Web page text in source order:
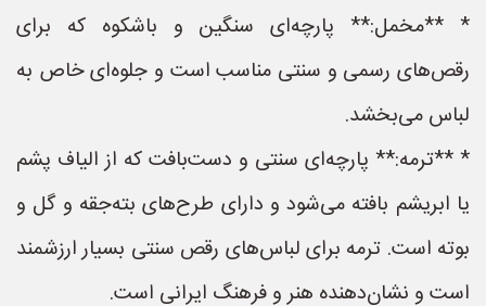
* **مخمل:** پارچه‌ای سنگین و باشکوه که برای
رقص‌های رسمی و سنتی مناسب است و جلوه‌ای خاص به
لباس می‌بخشد.
* **ترمه:** پارچه‌ای سنتی و دست‌بافت که از الیاف پشم
یا ابریشم بافته می‌شود و دارای طرح‌های بته‌جقه و گل و
بوته است. ترمه برای لباس‌های رقص سنتی بسیار ارزشمند
است و نشان‌دهنده هنر و فرهنگ ایرانی است.